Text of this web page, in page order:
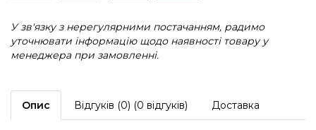
У зв'язку з нерегулярними постачанням, радимо
уточнювати інформацію щодо наявності товару у
менеджера при замовленні.
Опис Відгуків (0) (0 відгуків) Доставка